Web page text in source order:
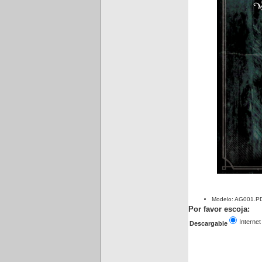
Modelo:
Por favor escoja:
Descargable Internet